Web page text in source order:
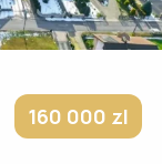
160 000 zl